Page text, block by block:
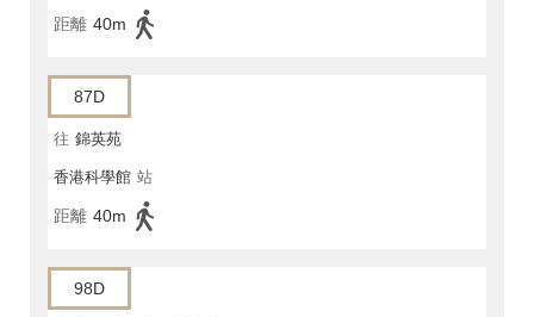
距離 40m
87D
往 錦英苑
香港科學館 站
距離 40m
98D